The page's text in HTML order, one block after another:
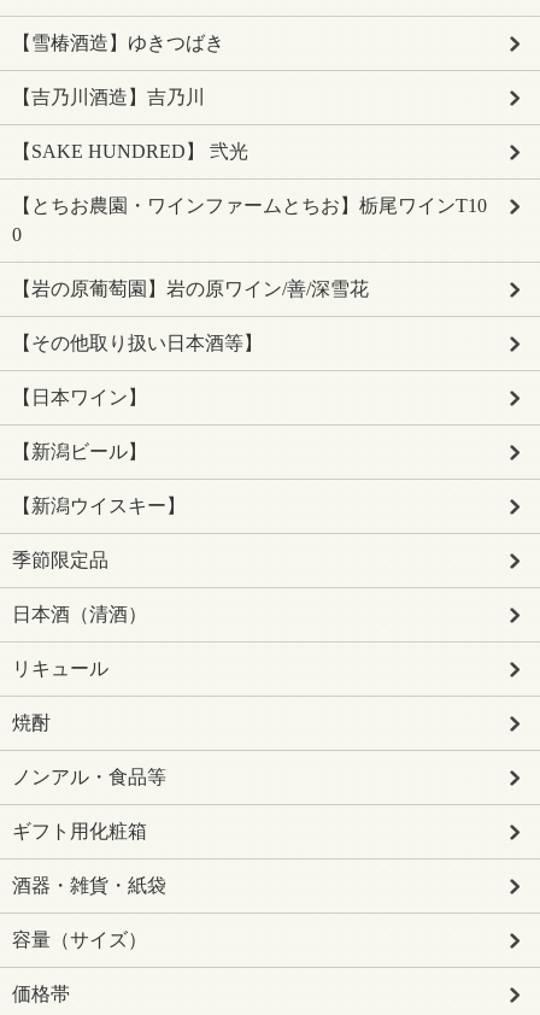
【雪椿酒造】ゆきつばき
【吉乃川酒造】吉乃川
【SAKE HUNDRED】 弐光
【とちお農園・ワインファームとちお】栃尾ワインT10
0
【岩の原葡萄園】岩の原ワイン/善/深雪花
【その他取り扱い日本酒等】
【日本ワイン】
【新潟ビール】
【新潟ウイスキー】
季節限定品
日本酒（清酒）
リキュール
焼酎
ノンアル・食品等
ギフト用化粧箱
酒器・雑貨・紙袋
容量（サイズ）
価格帯